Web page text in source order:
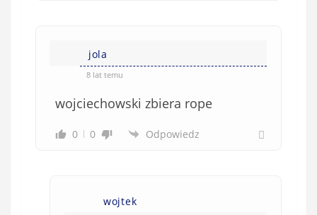
jola
8 lat temu
wojciechowski zbiera rope
0 0 Odpowiedz
wojtek